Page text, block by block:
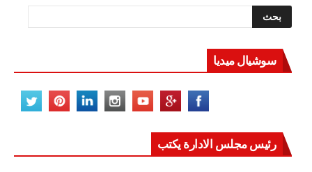
سوشيال ميديا
رئيس مجلس الادارة يكتب
مصر تعيد للعالم اتزانه